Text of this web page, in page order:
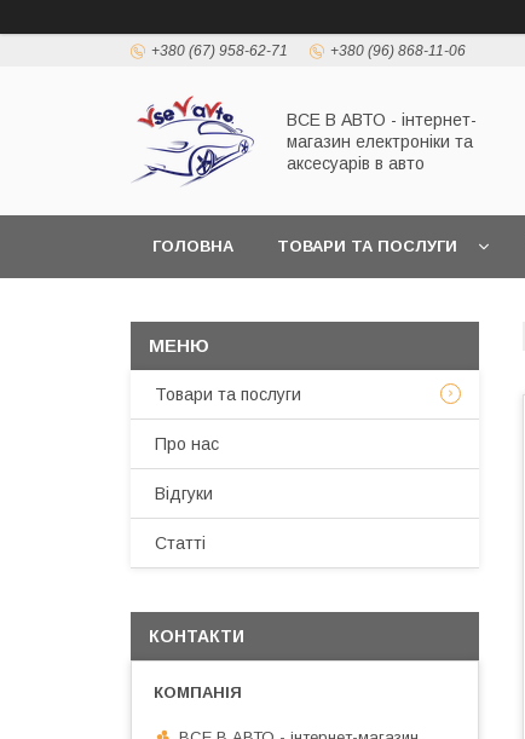
+380 (67) 958-62-71 +380 (96) 868-11-06
ВСЕ В АВТО - інтернет-
магазин електроніки та
аксесуарів в авто
ГОЛОВНА ТОВАРИ ТА ПОСЛУГИ
Товари та послуги
Про нас
Відгуки
Статті
КОНТАКТИ